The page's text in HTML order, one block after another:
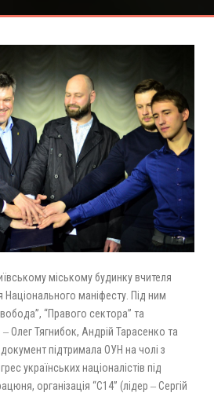
міському будинку вчителя
Національного маніфесту. Під ним
“Правого сектора” та
Олег Тягнибок, Андрій Тарасенко та
підтримала ОУН на чолі з
українських націоналістів під
організація “С14” (лідер ‒ Сергій